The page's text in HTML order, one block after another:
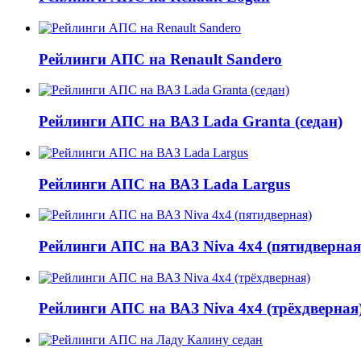
Рейлинги АПС на Renault Sandero
Рейлинги АПС на ВАЗ Lada Granta (седан)
Рейлинги АПС на ВАЗ Lada Largus
Рейлинги АПС на ВАЗ Niva 4x4
Рейлинги АПС на ВАЗ Niva 4x4